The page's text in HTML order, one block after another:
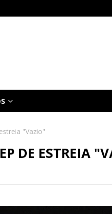
"Vazio"
DE ESTREIA